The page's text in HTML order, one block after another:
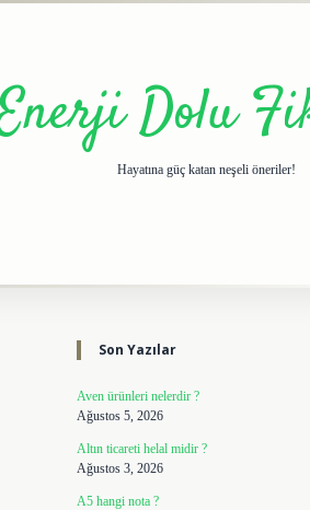
Dolu
Hayatına güç katan neşeli öneriler!
Sidebar
Son Yazılar
Aven ürünleri nelerdir ?
Ağustos 5, 2026
Altın ticareti helal midir ?
Ağustos 3, 2026
A5 hangi nota ?